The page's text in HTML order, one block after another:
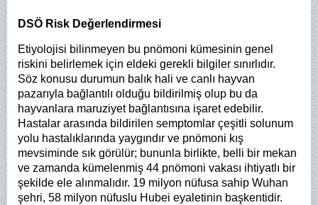
DSÖ Risk Değerlendirmesi
Etiyolojisi bilinmeyen bu pnömoni kümesinin genel
riskini belirlemek için eldeki gerekli bilgiler sınırlıdır.
Söz konusu durumun balık hali ve canlı hayvan
pazarıyla bağlantılı olduğu bildirilmiş olup bu da
hayvanlara maruziyet bağlantısına işaret edebilir.
Hastalar arasında bildirilen semptomlar çeşitli solunum
yolu hastalıklarında yaygındır ve pnömoni kış
mevsiminde sık görülür; bununla birlikte, belli bir mekan
ve zamanda kümelenmiş 44 pnömoni vakası ihtiyatlı bir
şekilde ele alınmalıdır. 19 milyon nüfusa sahip Wuhan
şehri, 58 milyon nüfuslu Hubei eyaletinin başkentidir.